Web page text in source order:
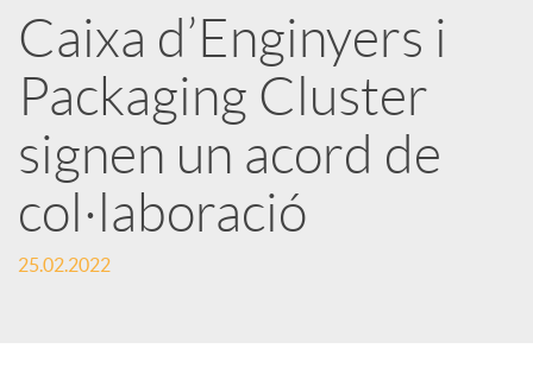
a
r
x
e
Caixa d’Enginyers i
Packaging Cluster
signen un acord de
col·laboració
25.02.2022